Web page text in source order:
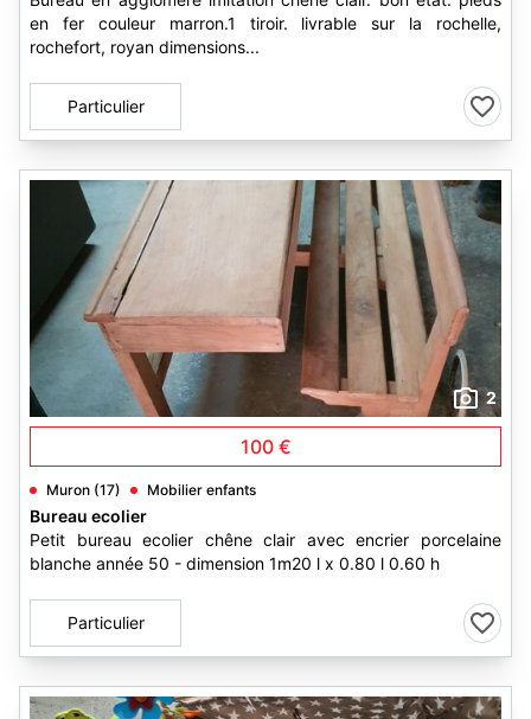
en fer couleur marron.1 tiroir. livrable sur la rochelle,
rochefort, royan dimensions...
Particulier
2
100 €
Muron (17) Mobilier enfants
Bureau ecolier
Petit bureau ecolier chêne clair avec encrier porcelaine
blanche année 50 - dimension 1m20 l x 0.80 l 0.60 h
Particulier